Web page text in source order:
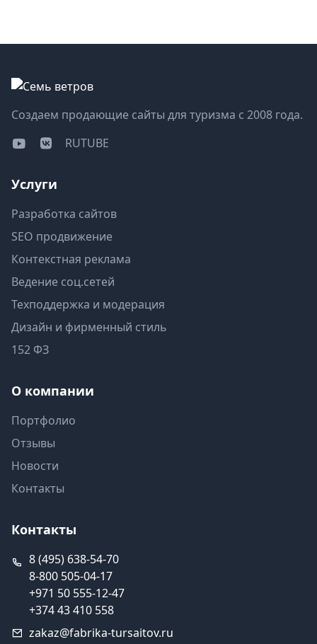
Создаем продающие сайты для туризма с 2008 года.
RUTUBE
Услуги
Разработка сайтов
SEO продвижение
Контекстная реклама
Ведение соц.сетей
Техподдержка и модерация
Дизайн и фирменный стиль
152 ФЗ
О компании
Портфолио
Отзывы
Новости
Контакты
Контакты
8 (495) 638-54-70
8-800 505-04-17
+971 50 555-12-47
+374 43 410 558
zakaz@fabrika-tursaitov.ru